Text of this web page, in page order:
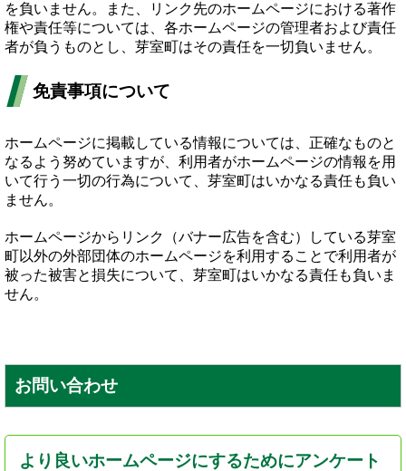
を負いません。また、リンク先のホームページにおける著作
権や責任等については、各ホームページの管理者および責任
者が負うものとし、芽室町はその責任を一切負いません。
免責事項について
ホームページに掲載している情報については、正確なものと
なるよう努めていますが、利用者がホームページの情報を用
いて行う一切の行為について、芽室町はいかなる責任も負い
ません。
ホームページからリンク（バナー広告を含む）している芽室
町以外の外部団体のホームページを利用することで利用者が
被った被害と損失について、芽室町はいかなる責任も負いま
せん。
お問い合わせ
より良いホームページにするためにアンケート